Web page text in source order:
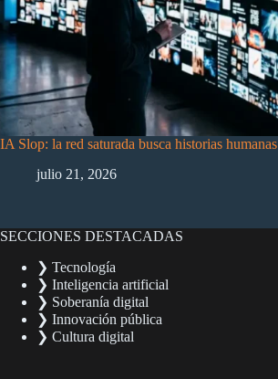
IA Slop: la red saturada busca historias humanas
julio 21, 2026
SECCIONES DESTACADAS
❯ Tecnología
❯ Inteligencia artificial
❯ Soberanía digital
❯ Innovación pública
❯ Cultura digital